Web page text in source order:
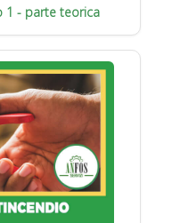
1 - parte teorica